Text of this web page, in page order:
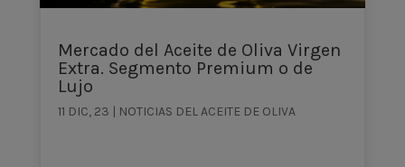
Mercado del Aceite de Oliva Virgen
Extra. Segmento Premium o de
Lujo
11 DIC, 23 | NOTICIAS DEL ACEITE DE OLIVA